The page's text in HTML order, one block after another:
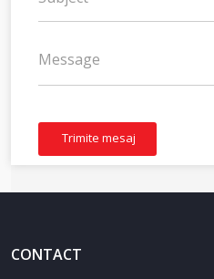
Trimite mesaj
CONTACT